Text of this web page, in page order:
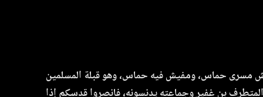
مسرى حماس، ومفيش فيه حماس، وهو قبلة المسلمين